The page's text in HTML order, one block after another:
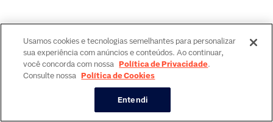
Usamos cookies e tecnologias semelhantes para personalizar
sua experiência com anúncios e conteúdos. Ao continuar,
você concorda com nossa Política de Privacidade.
Consulte nossa Política de Cookies
Entendi